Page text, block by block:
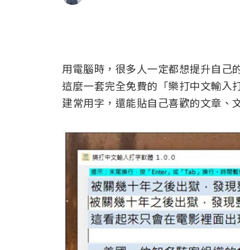
用電腦時，很多人一定都想提升自
這麼一套完全免費的「樂打中文輸入
建常用字，還能貼自己喜歡的文章、